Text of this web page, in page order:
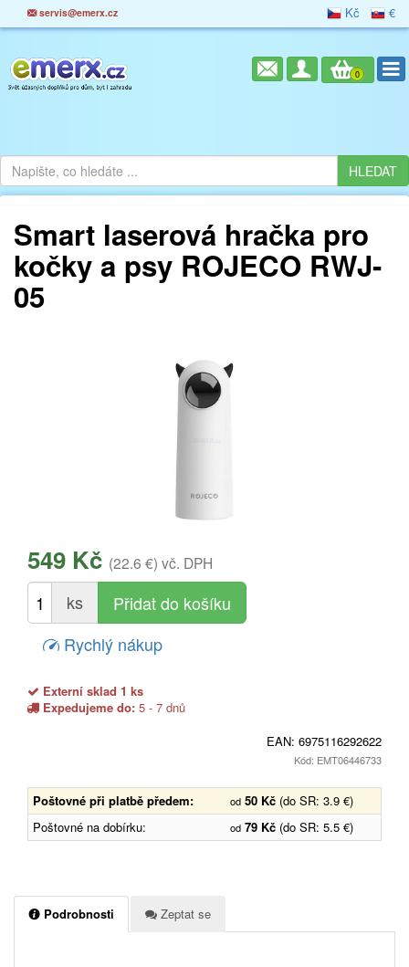
servis@emerx.cz Kč €
0
Smart laserová hračka pro
kočky a psy ROJECO RWJ-
05
549 Kč (22.6 €) vč. DPH
ks
Rychlý nákup
Externí sklad 1 ks
Expedujeme do: 5 - 7 dnů
EAN: 6975116292622
Kód: EMT06446733
Poštovné při platbě předem: od 50 Kč (do SR: 3.9 €)
Poštovné na dobírku:
od 79 Kč (do SR: 5.5 €)
Podrobnosti Zeptat se